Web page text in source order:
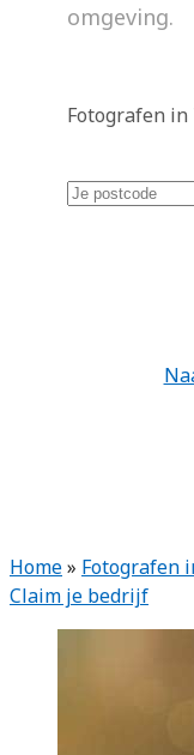
omgeving.
Fotografen in
Home» Fotografen
Claim je bedrijf